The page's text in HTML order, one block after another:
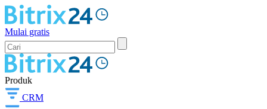
Mulai gratis
Produk
CRM